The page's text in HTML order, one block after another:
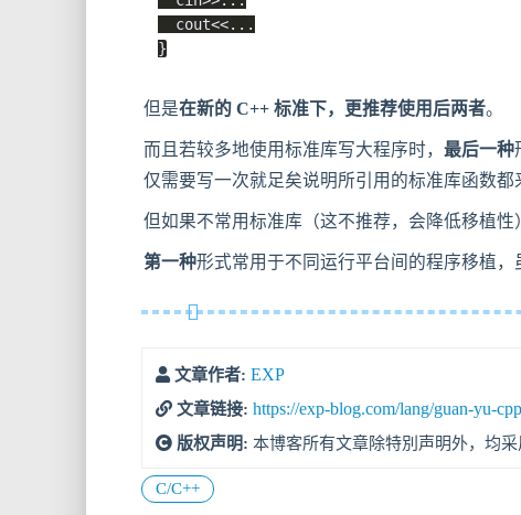
  cout
<<. . .
}
但是在新的 C++ 标准下，更推荐使用后两者。
而且若较多地使用标准库写大程序时，最后一种
仅需要写一次就足矣说明所引用的标准库函数都
但如果不常用标准库（这不推荐，会降低移植
第一种形式常用于不同运行平台间的程序移植，
文章作者: EXP
文章链接: https://exp-blog.com/lang/guan-yu-
版权声明: 本博客所有文章除特別声明外，均
C/C++